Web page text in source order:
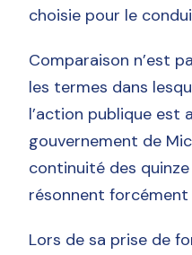
choisie pour le
Comparaison n’est
les termes dans
l’action publique est
gouvernement de
continuité des
résonnent
Lors de sa prise de